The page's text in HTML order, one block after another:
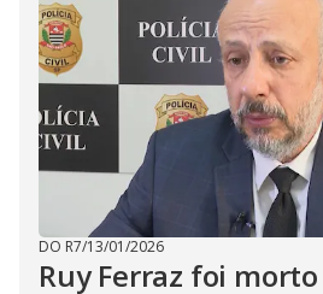
DO R7/13/01/2026
Ruy Ferraz foi